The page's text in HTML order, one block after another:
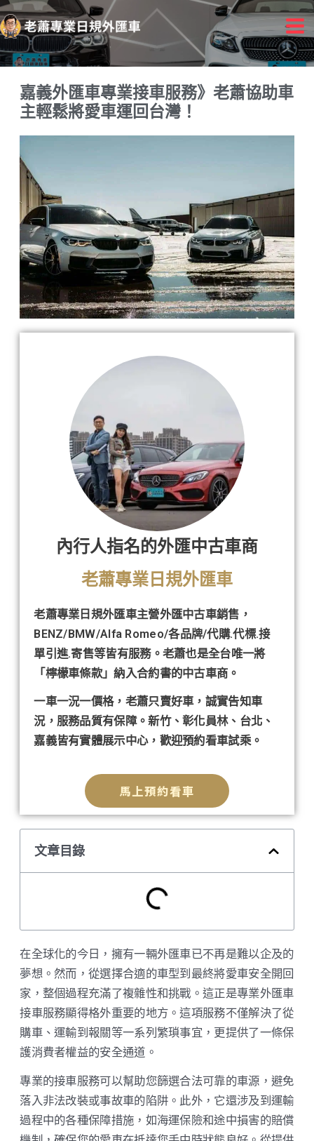
跳
至
主
要
嘉義外匯車專業接車服務》老蕭協助車
主輕鬆將愛車運回台灣！
內行人指名的外匯中古車商
老蕭專業日規外匯車
老蕭專業日規外匯車主營外匯中古車銷售，
BENZ/BMW/Alfa Romeo/各品牌/代購.代標.接
單引進.寄售等皆有服務。老蕭也是全台唯一將
「檸檬車條款」納入合約書的中古車商。
一車一況一價格，老蕭只賣好車，誠實告知車
況，服務品質有保障。新竹、彰化員林、台北、
嘉義皆有實體展示中心，歡迎預約看車試乘。
馬上預約看車
文章目錄
在全球化的今日，擁有一輛外匯車已不再是難以企及的
夢想。然而，從選擇合適的車型到最終將愛車安全開回
家，整個過程充滿了複雜性和挑戰。這正是專業外匯車
接車服務顯得格外重要的地方。這項服務不僅解決了從
購車、運輸到報關等一系列繁瑣事宜，更提供了一條保
護消費者權益的安全通道。
專業的接車服務可以幫助您篩選合法可靠的車源，避免
落入非法改裝或事故車的陷阱。此外，它還涉及到運輸
過程中的各種保障措施，如海運保險和途中損害的賠償